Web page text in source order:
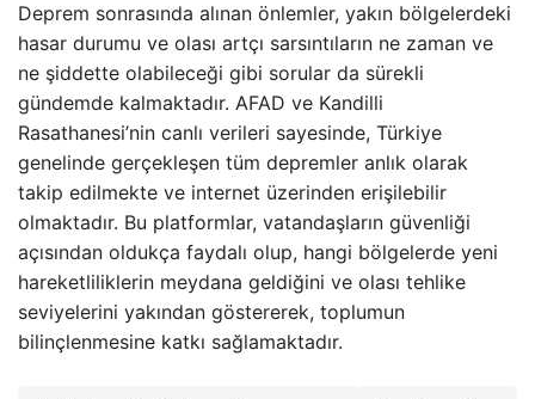
Deprem sonrasında alınan önlemler, yakın bölgelerdeki
hasar durumu ve olası artçı sarsıntıların ne zaman ve
ne şiddette olabileceği gibi sorular da sürekli
gündemde kalmaktadır. AFAD ve Kandilli
Rasathanesi’nin canlı verileri sayesinde, Türkiye
genelinde gerçekleşen tüm depremler anlık olarak
takip edilmekte ve internet üzerinden erişilebilir
olmaktadır. Bu platformlar, vatandaşların güvenliği
açısından oldukça faydalı olup, hangi bölgelerde yeni
hareketliliklerin meydana geldiğini ve olası tehlike
seviyelerini yakından göstererek, toplumun
bilinçlenmesine katkı sağlamaktadır.